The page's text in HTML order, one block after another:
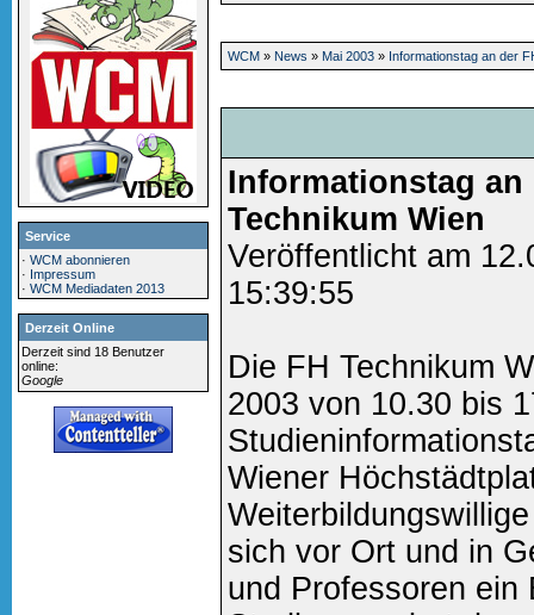
Service
·WCM abonnieren
· Impressum
·WCM Mediadaten 2013
Derzeit Online
Derzeit sind 18 Benutzer
online:
Google
WCM» News » Mai 2003» Informationstag an der
Informationstag an
Technikum Wien
Veröffentlicht am
15:39:55
Die FH Technikum
2003 von 10.30 bis
Wiener
sich vor Ort und in
und Professoren ein